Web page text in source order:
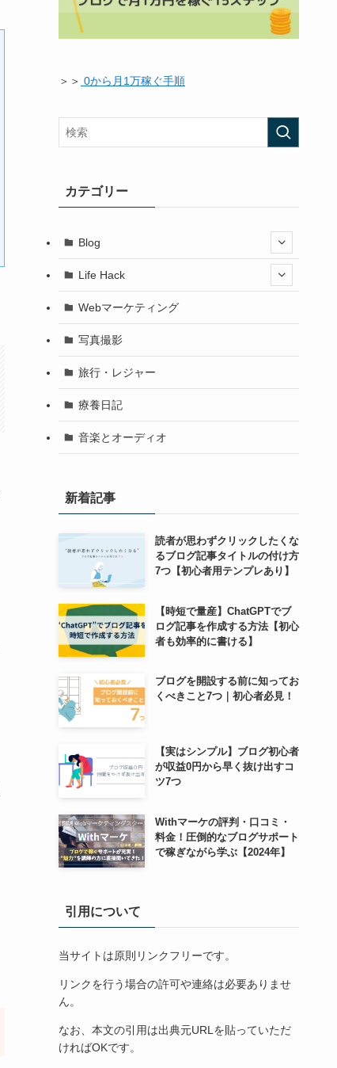
＞＞ 0から月1万稼ぐ手順
カテゴリー
Blog
Life Hack
Webマーケティング
写真撮影
旅行・レジャー
療養日記
音楽とオーディオ
新着記事
読者が思わずクリックしたくな
るブログ記事タイトルの付け方
7つ【初心者用テンプレあり】
【時短で量産】ChatGPTでブ
ログ記事を作成する方法【初心
者も効率的に書ける】
ブログを開設する前に知ってお
くべきこと7つ｜初心者必見！
【実はシンプル】ブログ初心者
が収益0円から早く抜け出すコ
ツ7つ
Withマーケの評判・口コミ・
料金！圧倒的なブログサポート
で稼ぎながら学ぶ【2024年】
引用について
当サイトは原則リンクフリーです。
リンクを行う場合の許可や連絡は必要ありませ
ん。
なお、本文の引用は出典元URLを貼っていただ
ければOKです。